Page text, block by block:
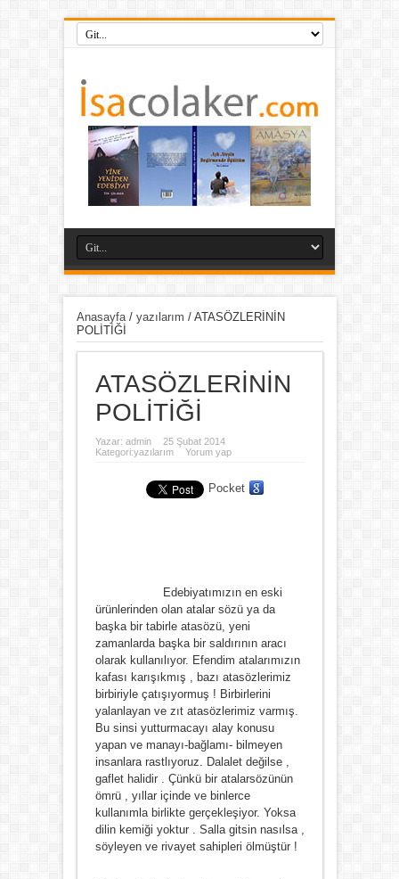
Anasayfa/ yazılarım / ATASÖZLERİNİN
POLİTİĞİ
ATASÖZLERİNİN
POLİTİĞİ
Yazar: admin
25 Şubat 2014
Kategori:yazılarım Yorum yap
Pocket
Edebiyatımızın en eski
ürünlerinden olan atalar sözü ya da
başka bir tabirle atasözü, yeni
zamanlarda başka bir saldırının aracı
olarak kullanılıyor. Efendim atalarımızın
kafası karışıkmış , bazı atasözlerimiz
birbiriyle çatışıyormuş ! Birbirlerini
yalanlayan ve zıt atasözlerimiz varmış.
Bu sinsi yutturmacayı alay konusu
yapan ve manayı-bağlamı- bilmeyen
insanlara rastlıyoruz. Dalalet değilse ,
gaflet halidir . Çünkü bir atalarsözünün
ömrü , yıllar içinde ve binlerce
kullanımla birlikte gerçekleşiyor. Yoksa
dilin kemiği yoktur . Salla gitsin nasılsa ,
söyleyen ve rivayet sahipleri ölmüştür !